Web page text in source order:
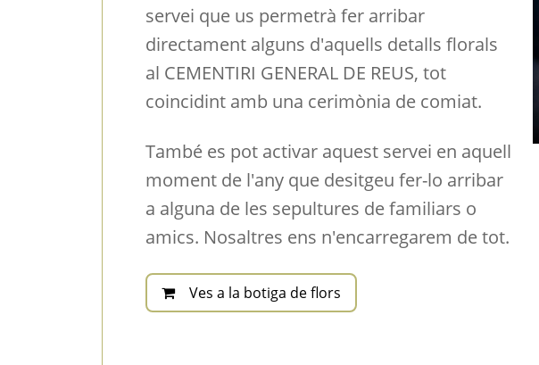
servei que us permetrà fer arribar
directament alguns d'aquells detalls florals
al CEMENTIRI GENERAL DE REUS, tot
coincidint amb una cerimònia de comiat.
També es pot activar aquest servei en aquell
moment de l'any que desitgeu fer-lo arribar
a alguna de les sepultures de familiars o
amics. Nosaltres ens n'encarregarem de tot.
Ves a la botiga de flors